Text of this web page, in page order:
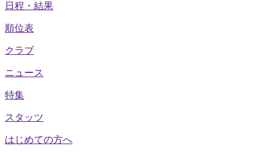
日程・結果
順位表
クラブ
ニュース
特集
スタッツ
はじめての方へ